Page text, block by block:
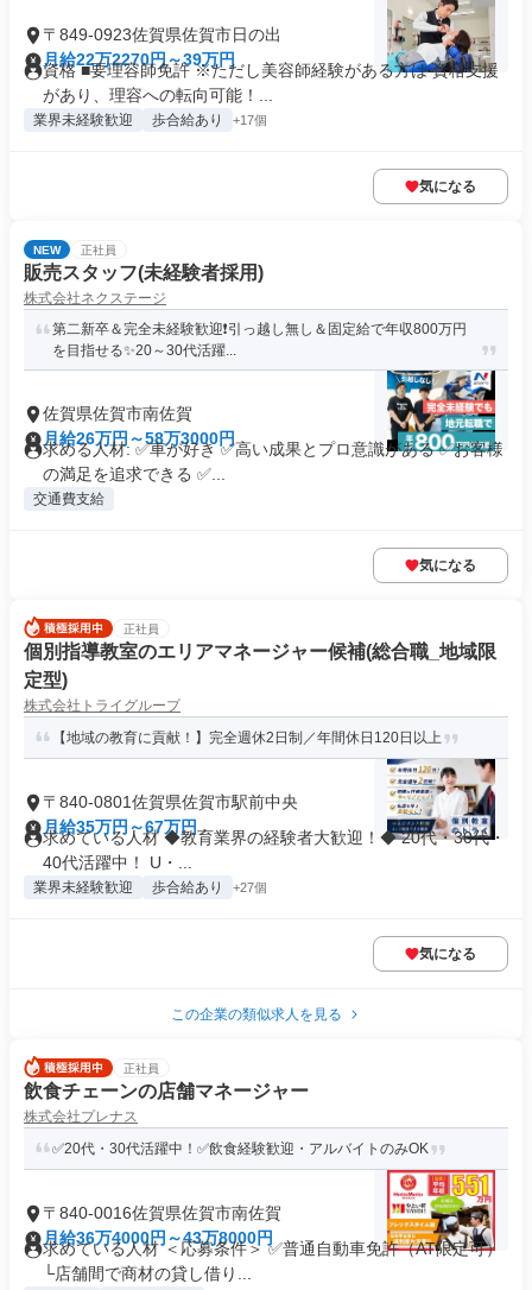
〒849-0923佐賀県佐賀市日の出
月給22万2270円～39万円
資格 ■要理容師免許 ※ただし美容師経験がある方は 資格支援
があり、理容への転向可能！...
業界未経験歓迎 歩合給あり +17個
気になる
NEW 正社員
販売スタッフ(未経験者採用)
株式会社ネクステージ
第二新卒＆完全未経験歓迎❗引っ越し無し＆固定給で年収800万円
を目指せる✨20～30代活躍...
佐賀県佐賀市南佐賀
月給26万円～58万3000円
求める人材: ✅車が好き ✅高い成果とプロ意識がある ✅お客様
の満足を追求できる ✅...
交通費支給
気になる
正社員
個別指導教室のエリアマネージャー候補(総合職_地域限
定型)
株式会社トライグループ
【地域の教育に貢献！】完全週休2日制／年間休日120日以上
〒840-0801佐賀県佐賀市駅前中央
月給35万円～67万円
求めている人材 ◆教育業界の経験者大歓迎！◆ 20代・30代・
40代活躍中！ U・...
業界未経験歓迎 歩合給あり +27個
気になる
この企業の類似求人を見る
正社員
飲食チェーンの店舗マネージャー
株式会社プレナス
✅20代・30代活躍中！✅飲食経験歓迎・アルバイトのみOK
〒840-0016佐賀県佐賀市南佐賀
月給36万4000円～43万8000円
求めている人材 ＜応募条件＞ ✅普通自動車免許（AT限定可）
└店舗間で商材の貸し借り...